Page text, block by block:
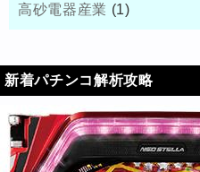
高砂電器産業 (1)
新着パチンコ解析攻略